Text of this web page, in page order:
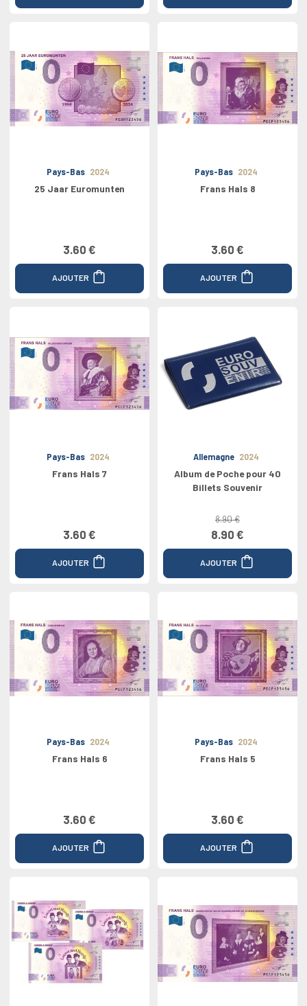
Pays-Bas 2024
25 Jaar Euromunten
3.60 €
AJOUTER
Pays-Bas 2024
Frans Hals 8
3.60 €
AJOUTER
Pays-Bas 2024
Frans Hals 7
3.60 €
AJOUTER
Allemagne 2024
Album de Poche pour 40
Billets Souvenir
8.90 €
8.90 €
AJOUTER
Pays-Bas 2024
Frans Hals 6
3.60 €
AJOUTER
Pays-Bas 2024
Frans Hals 5
3.60 €
AJOUTER